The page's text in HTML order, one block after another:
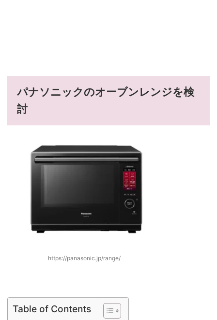
パナソニックのオーブンレンジを検
討
https://panasonic.jp/range/
Table of Contents